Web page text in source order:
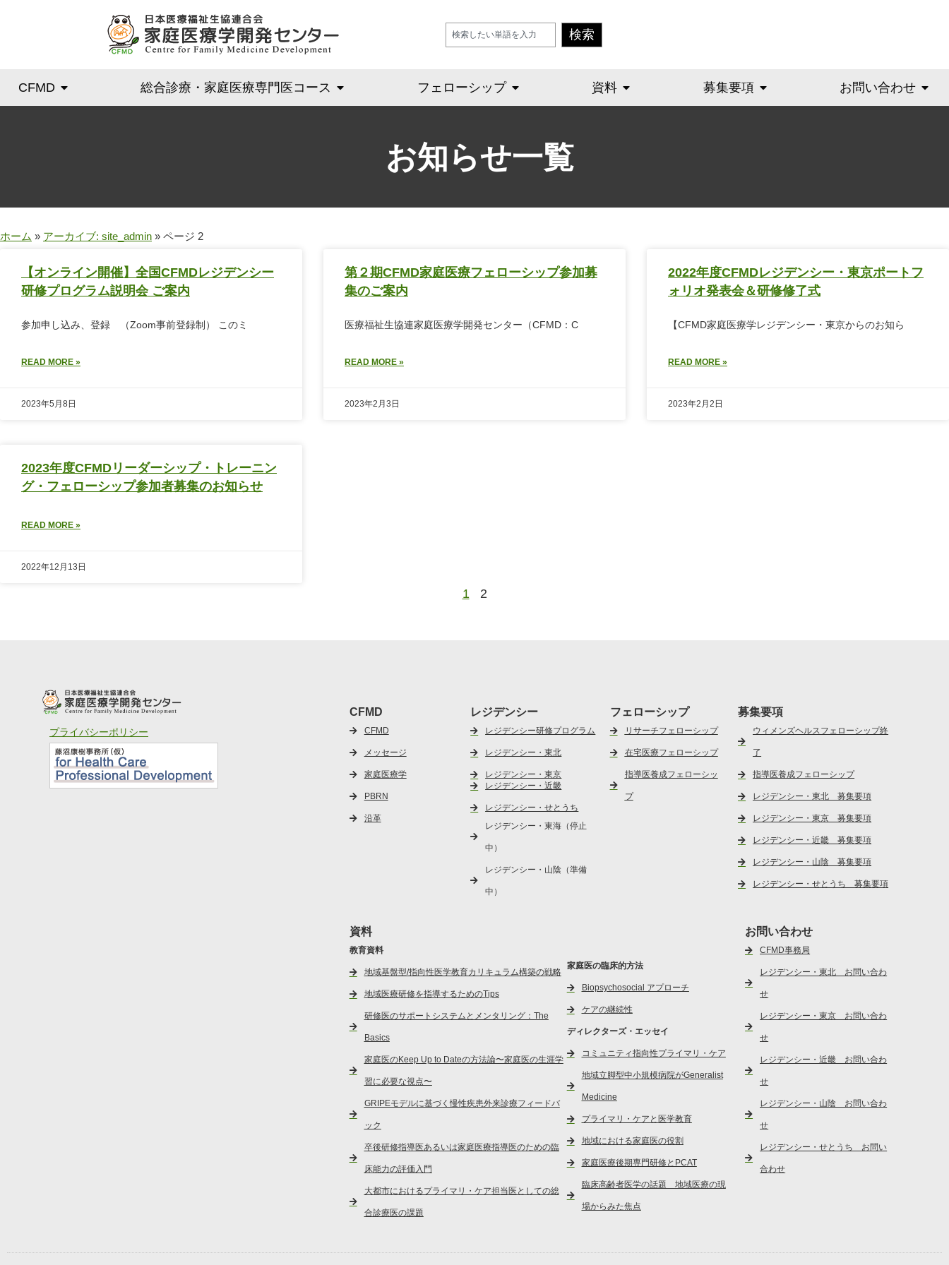
検索
CFMD 総合診療・家庭医療専門医コース フェローシップ 資料 募集要項 お問い合わせ
お知らせ一覧
ホーム » アーカイブ: site_admin » ページ 2
【オンライン開催】全国CFMDレジデンシー
研修プログラム説明会 ご案内
参加申し込み、登録 （Zoom事前登録制） このミ
READ MORE »
2023年5月8日
第２期CFMD家庭医療フェローシップ参加募
集のご案内
医療福祉生協連家庭医療学開発センター（CFMD：C
READ MORE »
2023年2月3日
2022年度CFMDレジデンシー・東京ポートフ
ォリオ発表会＆研修修了式
【CFMD家庭医療学レジデンシー・東京からのお知ら
READ MORE »
2023年2月2日
2023年度CFMDリーダーシップ・トレーニン
グ・フェローシップ参加者募集のお知らせ
READ MORE »
2022年12月13日
1 2
プライバシーポリシー
CFMD
CFMD
メッセージ
家庭医療学
PBRN
沿革
レジデンシー
レジデンシー研修プログラム
レジデンシー・東北
レジデンシー・東京
レジデンシー・近畿
レジデンシー・せとうち
レジデンシー・東海（停止
中）
レジデンシー・山陰（準備
中）
フェローシップ
リサーチフェローシップ
在宅医療フェローシップ
指導医養成フェローシッ
プ
募集要項
ウィメンズヘルスフェローシップ終
了
指導医養成フェローシップ
レジデンシー・東北 募集要項
レジデンシー・東京 募集要項
レジデンシー・近畿 募集要項
レジデンシー・山陰 募集要項
レジデンシー・せとうち 募集要項
資料
教育資料
地域基盤型/指向性医学教育カリキュラム構築の戦略
地域医療研修を指導するためのTips
研修医のサポートシステムとメンタリング：The
Basics
家庭医のKeep Up to Dateの方法論〜家庭医の生涯学
習に必要な視点〜
GRIPEモデルに基づく慢性疾患外来診療フィードバ
ック
卒後研修指導医あるいは家庭医療指導医のための臨
床能力の評価入門
大都市におけるプライマリ・ケア担当医としての総
合診療医の課題
家庭医の臨床的方法
Biopsychosocial アプローチ
ケアの継続性
ディレクターズ・エッセイ
コミュニティ指向性プライマリ・ケア
地域立脚型中小規模病院がGeneralist
Medicine
プライマリ・ケアと医学教育
地域における家庭医の役割
家庭医療後期専門研修とPCAT
臨床高齢者医学の話題 地域医療の現
場からみた焦点
お問い合わせ
CFMD事務局
レジデンシー・東北 お問い合わ
せ
レジデンシー・東京 お問い合わ
せ
レジデンシー・近畿 お問い合わ
せ
レジデンシー・山陰 お問い合わ
せ
レジデンシー・せとうち お問い
合わせ